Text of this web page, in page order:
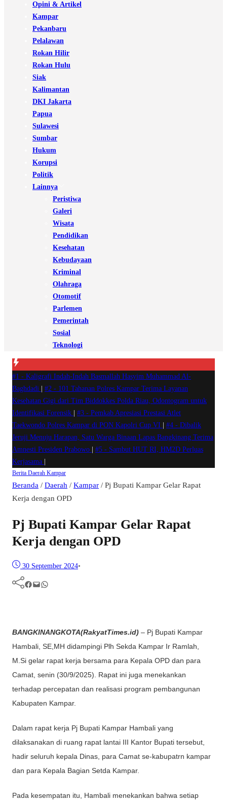
Opini & Artikel
Kampar
Pekanbaru
Pelalawan
Rokan Hilir
Rokan Hulu
Siak
Kalimantan
DKI Jakarta
Papua
Sulawesi
Sumbar
Hukum
Korupsi
Politik
Lainnya
Peristiwa
Galeri
Wisata
Pendidikan
Kesehatan
Kebudayaan
Kriminal
Olahraga
Otomotif
Parlemen
Pemerintah
Sosial
Teknologi
#1 - Kaligrafi Indah-Indah Basmallah Hasyim Muhammad Al-
Baghdadi
#2 - 101 Tahanan Polres Kampar Terima Layanan
Kesehatan Gigi dari Tim Biddokkes Polda Riau, Odontogram untuk
Identifikasi Forensik
#3 - Pemkab Apresiasi Prestasi Atlet
Taekwondo Polres Kampar di PON Kapolri Cup VI
#4 - Dibalik
Jeruji Menuju Harapan, Satu Warga Binaan Lapas Bangkinang Terima
Amnesti Presiden Prabowo
#5 - Sambut HUT RI, HM2D Perluas
Kerjasama
Berita Daerah Kampar
Beranda / Daerah / Kampar / Pj Bupati Kampar Gelar Rapat
Kerja dengan OPD
Pj Bupati Kampar Gelar Rapat
Kerja dengan OPD
30 September 2024•
Facebook Mail WhatsApp
BANGKINANGKOTA(RakyatTimes.id) – Pj Bupati Kampar
Hambali, SE,MH didampingi Plh Sekda Kampar Ir Ramlah,
M.Si gelar rapat kerja bersama para Kepala OPD dan para
Camat, senin (30/9/2025). Rapat ini juga menekankan
terhadap percepatan dan realisasi program pembangunan
Kabupaten Kampar.
Dalam rapat kerja Pj Bupati Kampar Hambali yang
dilaksanakan di ruang rapat lantai III Kantor Bupati tersebut,
hadir seluruh kepala Dinas, para Camat se-kabupatrn kampar
dan para Kepala Bagian Setda Kampar.
Pada kesempatan itu, Hambali menekankan bahwa setiap